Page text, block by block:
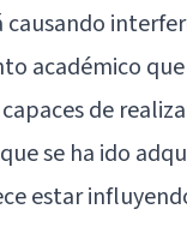
académico
de
se ha ido
estar